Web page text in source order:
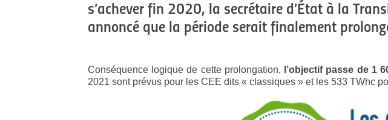
s’achever fin 2020, la secrétaire d’État à la
annoncé que la période serait finalement
Conséquence logique de cette prolongation, l’objectif passe de 1
2021 sont prévus pour les CEE dits « classiques » et les 533 TWhc